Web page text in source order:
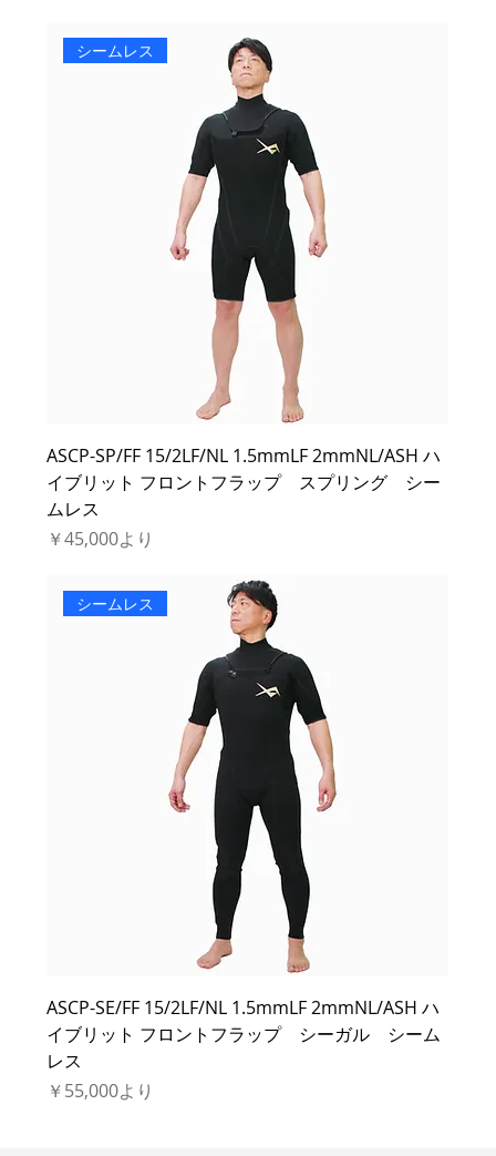
シームレス
ASCP-SP/FF 15/2LF/NL 1.5mmLF 2mmNL/ASH ハ
イブリット フロントフラップ スプリング シー
ムレス
￥45,000より
セール価格
シームレス
ASCP-SE/FF 15/2LF/NL 1.5mmLF 2mmNL/ASH ハ
イブリット フロントフラップ シーガル シーム
レス
￥55,000より
セール価格